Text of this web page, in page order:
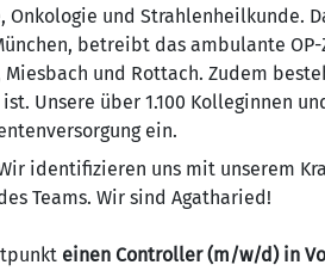
und Strahlenheilkunde.
betreibt das ambulante
und Rottach. Zudem
Unsere über 1.100 Kolleginnen
ein.
identifizieren uns mit unserem
Teams. Wir sind Agatharied!
einen Controller (m/w/d) in